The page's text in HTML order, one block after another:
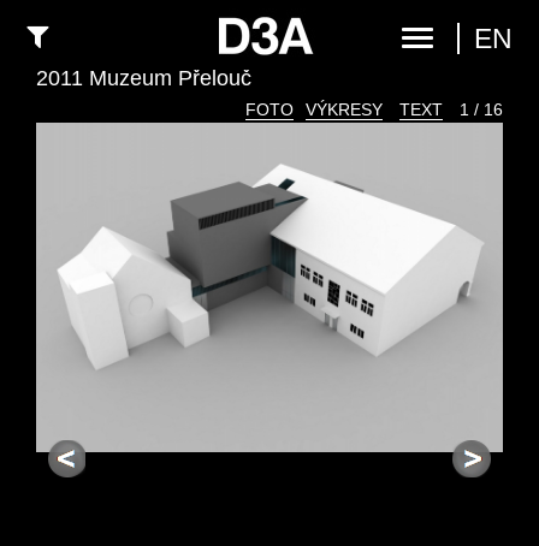
EN
2011 Muzeum Přelouč
FOTO VÝKRESY TEXT 1 / 16